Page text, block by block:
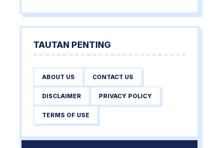
TAUTAN PENTING
ABOUT US CONTACT US
DISCLAIMER PRIVACY POLICY
TERMS OF USE